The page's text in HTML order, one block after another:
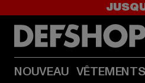
NOUVEAU VÊTEMENTS